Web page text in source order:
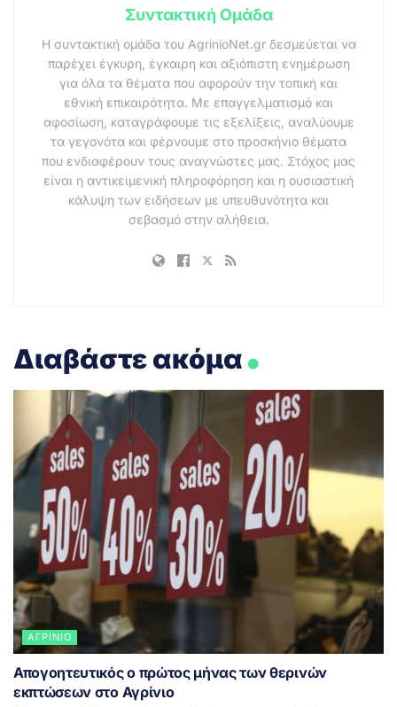
Συντακτική Ομάδα
Η συντακτική ομάδα του AgrinioNet.gr δεσμεύεται να
παρέχει έγκυρη, έγκαιρη και αξιόπιστη ενημέρωση
για όλα τα θέματα που αφορούν την τοπική και
εθνική επικαιρότητα. Με επαγγελματισμό και
αφοσίωση, καταγράφουμε τις εξελίξεις, αναλύουμε
τα γεγονότα και φέρνουμε στο προσκήνιο θέματα
που ενδιαφέρουν τους αναγνώστες μας. Στόχος μας
είναι η αντικειμενική πληροφόρηση και η ουσιαστική
κάλυψη των ειδήσεων με υπευθυνότητα και
σεβασμό στην αλήθεια.
Διαβάστε ακόμα.
ΑΓΡΊΝΙΟ
Απογοητευτικός ο πρώτος μήνας των θερινών
εκπτώσεων στο Αγρίνιο